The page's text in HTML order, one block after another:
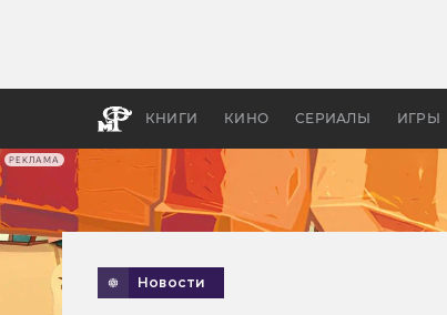
РЕКЛАМА
КНИГИ КИНО СЕРИАЛЫ ИГРЫ
Новости